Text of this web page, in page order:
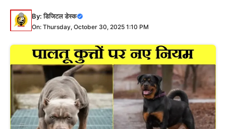
By:डिजिटल डेस्क
On: Thursday, October 30, 2025 1:10 PM